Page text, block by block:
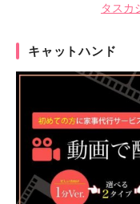
タスカ
キャットハンド